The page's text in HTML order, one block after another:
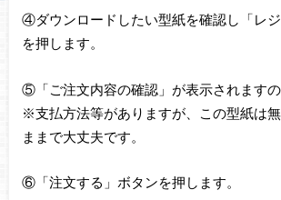
④ダウンロードしたい型紙を確認し「レ
を押します。
⑤「ご注文内容の確認」が表示されますの
※支払方法等がありますが、この型紙は
ままで大丈夫です。
⑥「注文する」ボタンを押します。